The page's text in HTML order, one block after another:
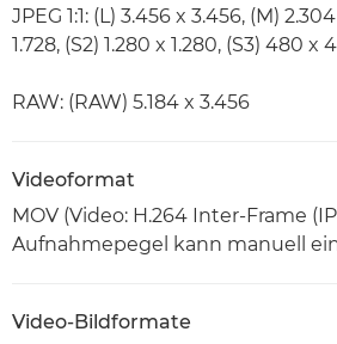
JPEG 1:1: (L) 3.456 x 3.456, (M)
1.728, (S2) 1.280 x 1.280, (S3) 480 x
RAW: (RAW) 5.184 x 3.456
Videoformat
MOV (Video: H.264 Inter-Frame
Aufnahmepegel kann manuell
Video-Bildformate